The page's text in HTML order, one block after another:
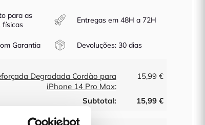
para as
físicas
Entregas em 48H a 72H
Garantia Devoluções: 30 dias
Degradada Cordão para
iPhone 14 Pro Max:
15,99 €
Subtotal: 15,99 €